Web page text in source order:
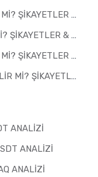
& YORUMLAR 2026
& YORUMLAR 2026
& YORUMLAR 2026
& YORUMLAR 2026
ANALIZI
ANALIZI
ANALIZI